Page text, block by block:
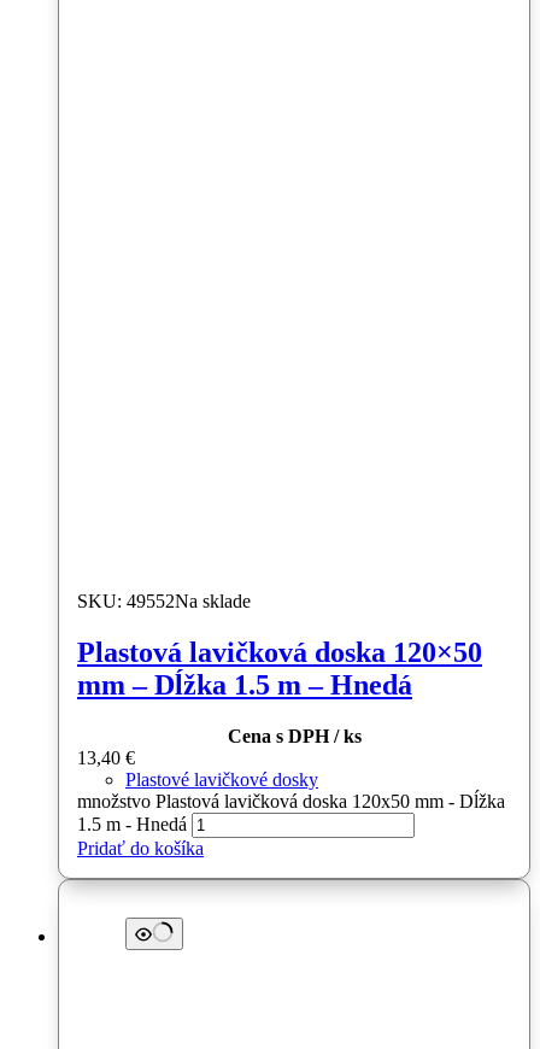
SKU: 49552Na sklade
Plastová lavičková doska 120×50
mm – Dĺžka 1.5 m – Hnedá
Cena s DPH / ks
13,40 €
Plastové lavičkové dosky
množstvo Plastová lavičková doska 120x50 mm - Dĺžka
1.5 m - Hnedá
Pridať do košíka